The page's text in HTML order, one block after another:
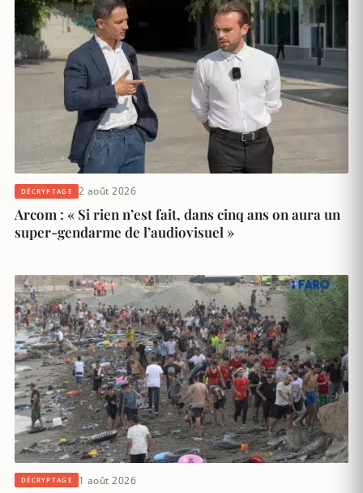
DÉCRYPTAGE 2 août 2026
Arcom : « Si rien n’est fait, dans cinq ans on aura un
super-gendarme de l’audiovisuel »
DÉCRYPTAGE 1 août 2026